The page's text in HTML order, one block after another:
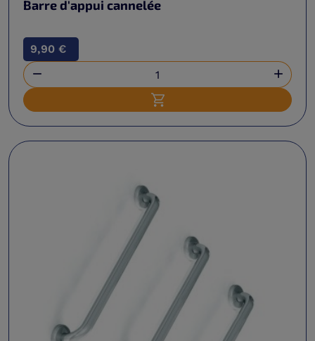
Barre d'appui cannelée
9,90 €
 
Ajouter au panier